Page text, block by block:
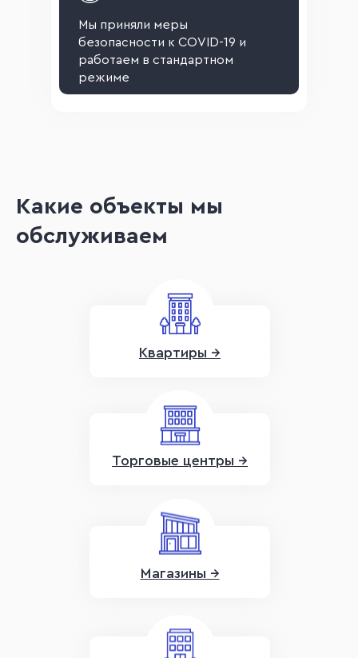
Мы приняли меры
безопасности к COVID-19 и
работаем в стандартном
режиме
Какие объекты мы
обслуживаем
Магазины →
Квартиры →
Торговые центры →